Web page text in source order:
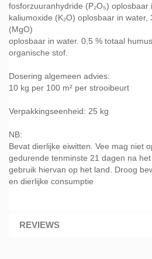
fosforzuuranhydride (P₂O₅)
kaliumoxide (K₂O) oplosbaar in water,
(MgO)
oplosbaar in water. 0,5 % totaal
organische stof.
Dosering algemeen advies:
10 kg per 100 m² per strooibeurt
Verpakkingseenheid: 25 kg
NB:
Bevat dierlijke eiwitten. Vee mag niet
gedurende tenminste 21 dagen na het
gebruik hiervan op het land. Droog
en dierlijke consumptie
REVIEWS